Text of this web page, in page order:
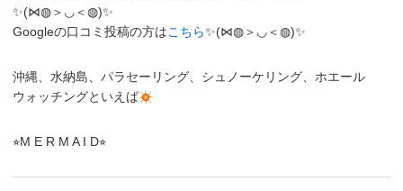
✨(⋈◍＞◡＜◍)✨
Googleの口コミ投稿の方はこちら✨(⋈◍＞◡＜◍)✨
沖縄、水納島、パラセーリング、シュノーケリング、ホエール
ウォッチングといえば
⭐︎M E R M A I D⭐︎